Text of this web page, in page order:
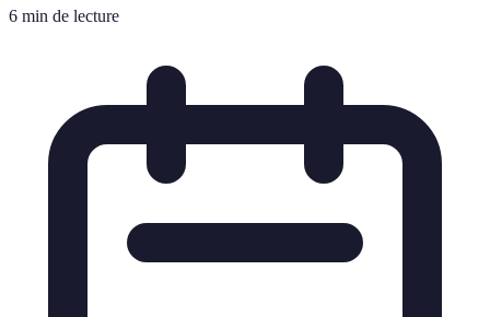
6 min de lecture